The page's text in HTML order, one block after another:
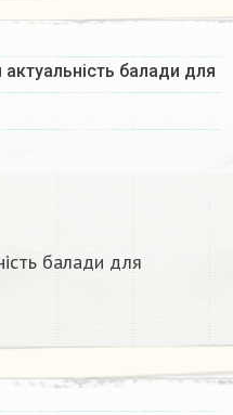
балади для
балади для